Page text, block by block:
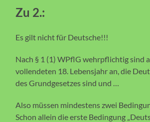
Zu 2.:
Es gilt nicht für Deutsche!!!
Nach § 1 (1) WPflG wehrpflichtig sind
vollendeten 18. Lebensjahr an, die
des Grundgesetzes sind und …
Also müssen mindestens zwei
Schon allein die erste Bedingung